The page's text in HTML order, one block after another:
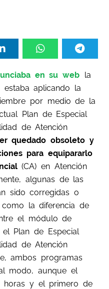
en su web la
aplicando la
por medio de la
Plan de Especial
de Atención
quedado obsoleto y
para equipararlo
(CA) en Atención
algunas de las
sido corregidas o
la diferencia de
el módulo de
Plan de Especial
de Atención
ambos programas
modo, aunque el
horas y el primero de